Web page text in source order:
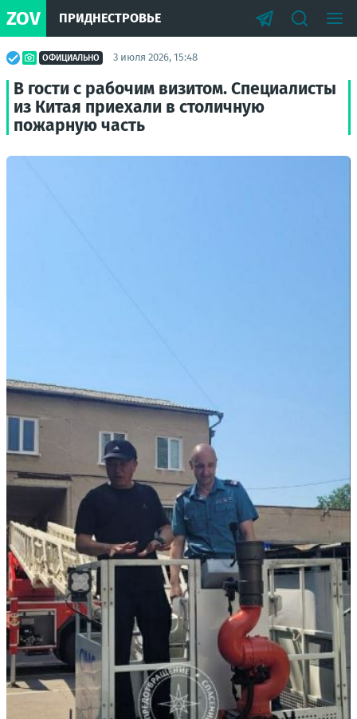
ZOV ПРИДНЕСТРОВЬЕ
ОФИЦИАЛЬНО 3 июля 2026, 15:48
В гости с рабочим визитом. Специалисты
из Китая приехали в столичную
пожарную часть